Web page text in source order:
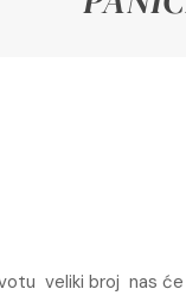
veliki broj nas će